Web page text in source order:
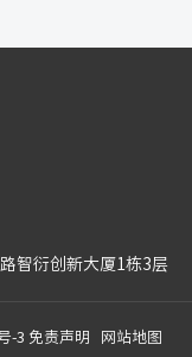
智衍创新大厦1栋3层
-3 免责声明 网站地图